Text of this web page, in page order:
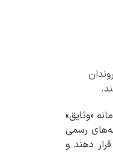
«وثایق»
رسمی
دهند و